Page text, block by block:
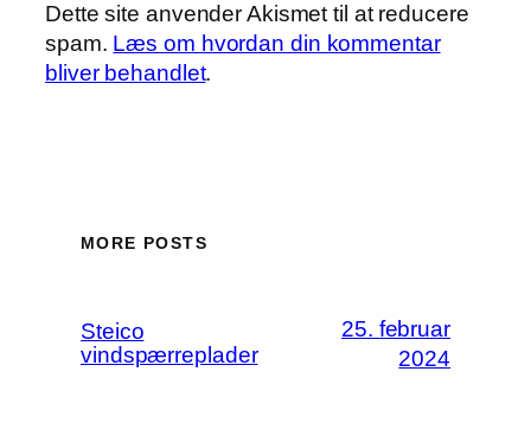
Dette site anvender Akismet til at reducere
spam. Læs om hvordan din kommentar
bliver behandlet.
MORE POSTS
Steico
vindspærreplader
25. februar
2024